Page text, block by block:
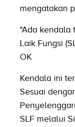
mengatakan
"Ada kendala
Laik Fungsi
OK
Kendala ini
Sesuai
SLF melalui